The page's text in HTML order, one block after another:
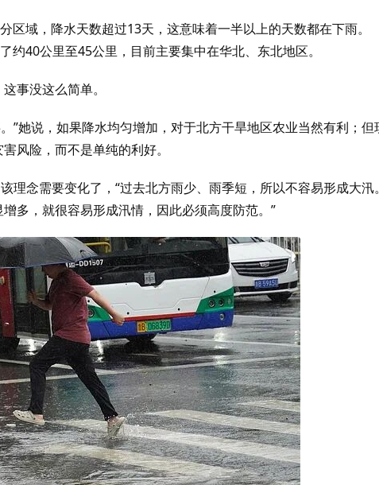
域，降水天数超过13天，这意味着一半以上的天数都在下雨。
40公里至45公里，目前主要集中在华北、东北地区。
事没这么简单。
”她说，如果降水均匀增加，对于北方干旱地区农业当然有利；但
风险，而不是单纯的利好。
理念需要变化了，“过去北方雨少、雨季短，所以不容易形成大汛
多，就很容易形成汛情，因此必须高度防范。”